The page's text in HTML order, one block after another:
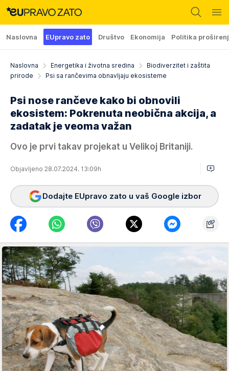
Naslovna EUpravo zato Društvo Ekonomija Politika
Naslovna Energetika i životna sredina
Biodiverzitet i zaštita
prirode
Psi sa rančevima obnavljaju ekosisteme
Psi nose rančeve kako bi obnovili
ekosistem: Pokrenuta neobična akcija, a
zadatak je veoma važan
Ovo je prvi takav projekat u Velikoj Britaniji.
Objavljeno 28.07.2024. 13:09h
Dodajte EUpravo zato u vaš Google izbor